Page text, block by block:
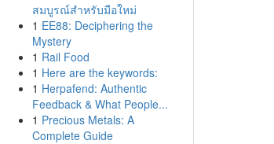
สมบูรณ์สำหรับมือใหม่
1 EE88: Deciphering the
Mystery
1 Rail Food
1 Here are the keywords:
1 Herpafend: Authentic
Feedback & What People...
1 Precious Metals: A
Complete Guide